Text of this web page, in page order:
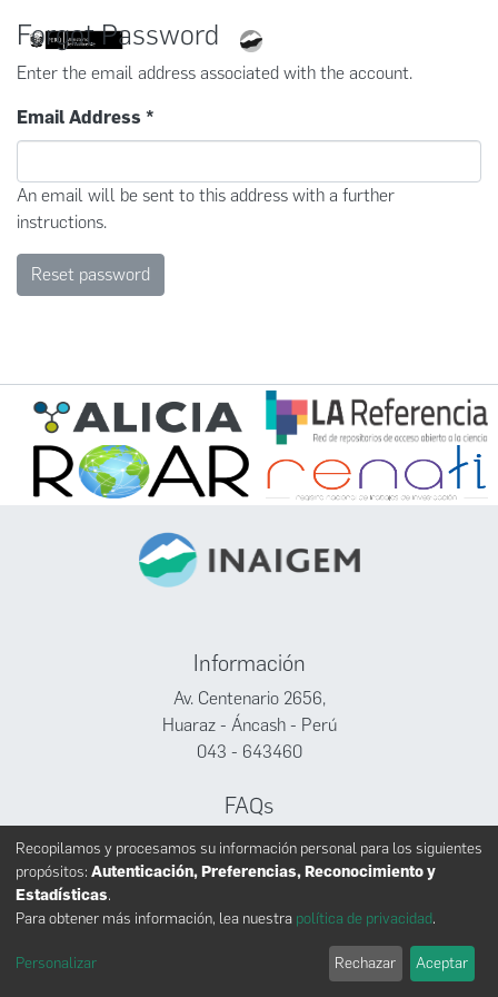
Forgot Password
Enter the email address associated with the account.
Email Address *
An email will be sent to this address with a further
instructions.
Reset password
Información
Av. Centenario 2656,
Huaraz - Áncash - Perú
043 - 643460
FAQs
Facebook
Twitter
INAIGEM derechos reservados © 2024
Recopilamos y procesamos su información personal para los siguientes
propósitos: Autenticación, Preferencias, Reconocimiento y
Estadísticas.
Para obtener más información, lea nuestra política de privacidad.
Personalizar Rechazar Aceptar